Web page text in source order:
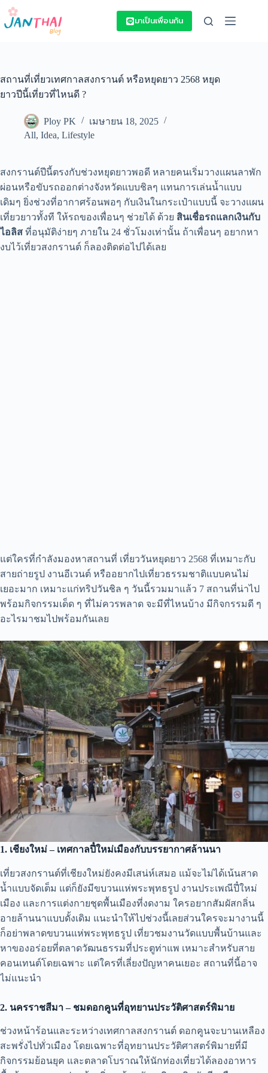
Skip
content
มาเป็นเพื่อนกัน
สถานที่เที่ยวเทศกาลสงกรานต์ หรือหยุดยาว 2568 หยุด
ยาวปีนี้เที่ยวที่ไหนดี ?
Ploy PK
เมษายน 18, 2025
All, Idea, Lifestyle
สงกรานต์ปีนี้ตรงกับช่วงหยุดยาวพอดี หลายคนเริ่มวางแผนลาพัก
ผ่อนหรือขับรถออกต่างจังหวัดแบบชิลๆ แทนการเล่นน้ำแบบ
เดิมๆ ยิ่งช่วงที่อากาศร้อนพอๆ กับเงินในกระเป๋าแบบนี้ จะวางแผน
เที่ยวยาวทั้งที ให้รถของเพื่อนๆ ช่วยได้ ด้วย สินเชื่อรถแลกเงินกับ
ไอลิส ที่อนุมัติง่ายๆ ภายใน 24 ชั่วโมงเท่านั้น ถ้าเพื่อนๆ อยากหา
งบไว้เที่ยวสงกรานต์ ก็ลองติดต่อไปได้เลย
แต่ใครที่กำลังมองหาสถานที่ เที่ยววันหยุดยาว 2568 ที่เหมาะกับ
สายถ่ายรูป งานอีเวนต์ หรืออยากไปเที่ยวธรรมชาติแบบคนไม่
เยอะมาก เหมาะแก่ทริปวันชิล ๆ วันนี้รวมมาแล้ว 7 สถานที่น่าไป
พร้อมกิจกรรมเด็ด ๆ ที่ไม่ควรพลาด จะมีที่ไหนบ้าง มีกิจกรรมดี ๆ
อะไรมาชมไปพร้อมกันเลย
1. เชียงใหม่ – เทศกาลปี๋ใหม่เมืองกับบรรยากาศล้านนา
เที่ยวสงกรานต์ที่เชียงใหม่ยังคงมีเสน่ห์เสมอ แม้จะไม่ได้เน้นสาด
น้ำแบบจัดเต็ม แต่ก็ยังมีขบวนแห่พระพุทธรูป งานประเพณีปี๋ใหม่
เมือง และการแต่งกายชุดพื้นเมืองที่งดงาม ใครอยากสัมผัสกลิ่น
อายล้านนาแบบดั้งเดิม แนะนำให้ไปช่วงนี้เลยส่วนใครจะมางานนี้
ก็อย่าพลาดขบวนแห่พระพุทธรูป เที่ยวชมงานวัดแบบพื้นบ้านและ
หาของอร่อยที่ตลาดวัฒนธรรมที่ประตูท่าแพ เหมาะสำหรับสาย
คอนเทนต์โดยเฉพาะ แต่ใครที่เลี่ยงปัญหาคนเยอะ สถานที่นี้อาจ
ไม่แนะนำ
2. นครราชสีมา – ชมดอกคูนที่อุทยานประวัติศาสตร์พิมาย
ช่วงหน้าร้อนและระหว่างเทศกาลสงกรานต์ ดอกคูนจะบานเหลือง
สะพรั่งไปทั่วเมือง โดยเฉพาะที่อุทยานประวัติศาสตร์พิมายที่มี
กิจกรรมย้อนยุค และตลาดโบราณให้นักท่องเที่ยวได้ลองอาหาร